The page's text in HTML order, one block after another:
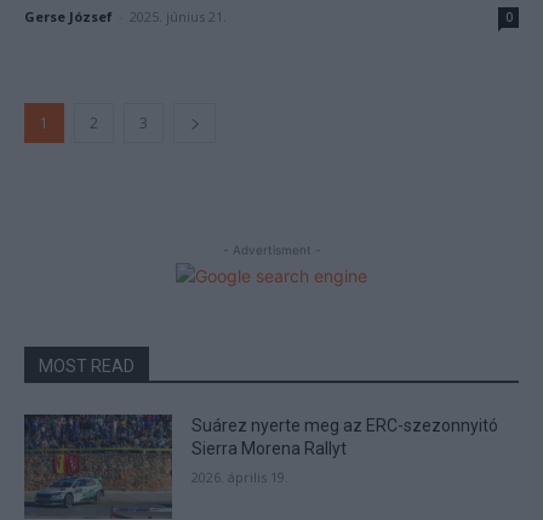
Gerse József 2025. június 21. 0
1 2 3
- Advertisment -
MOST READ
Suárez nyerte meg az ERC-szezonnyitó
Sierra Morena Rallyt
2026. április 19.